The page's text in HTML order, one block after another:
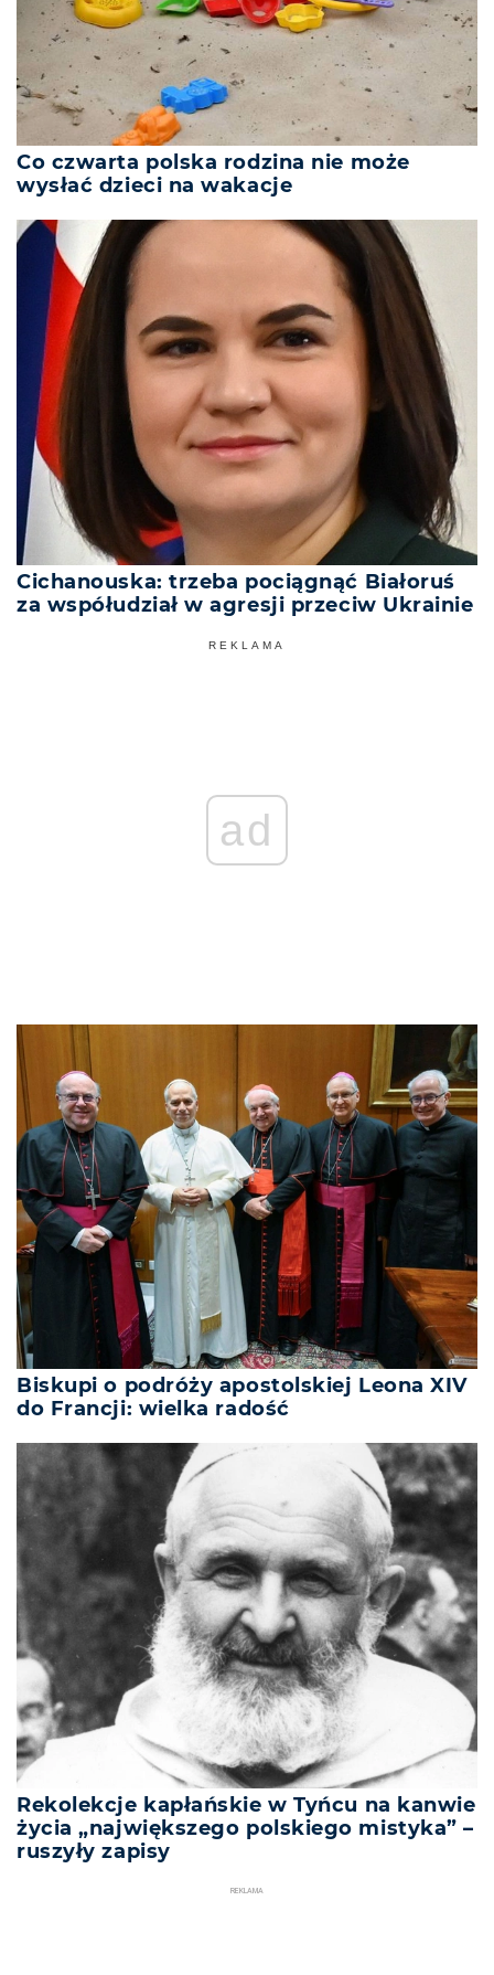
Co czwarta polska rodzina nie może
wysłać dzieci na wakacje
Cichanouska: trzeba pociągnąć Białoruś
za współudział w agresji przeciw Ukrainie
REKLAMA
ad
Biskupi o podróży apostolskiej Leona XIV
do Francji: wielka radość
Rekolekcje kapłańskie w Tyńcu na kanwie
życia „największego polskiego mistyka” –
ruszyły zapisy
REKLAMA